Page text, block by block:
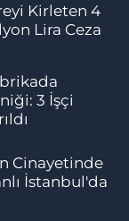
Kirleten 4
Lira Ceza
3 İşçi
Cinayetinde
İstanbul'da